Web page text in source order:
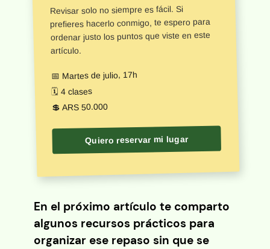
Revisar solo no siempre es fácil. Si
prefieres hacerlo conmigo, te espero para
ordenar justo los puntos que viste en este
artículo.
📅 Martes de julio, 17h
🗓️ 4 clases
💲 ARS 50.000
Quiero reservar mi lugar
En el próximo artículo te comparto
algunos recursos prácticos para
organizar ese repaso sin que se